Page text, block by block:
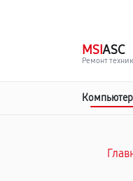
MSIASC
Ремонт